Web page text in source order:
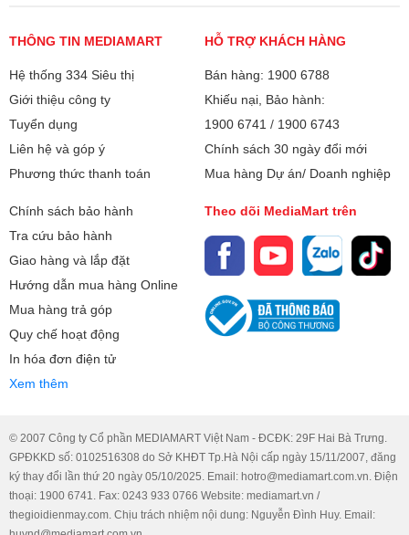
THÔNG TIN MEDIAMART
Hệ thống 334 Siêu thị
Giới thiệu công ty
Tuyển dụng
Liên hệ và góp ý
Phương thức thanh toán
HỖ TRỢ KHÁCH HÀNG
Bán hàng: 1900 6788
Khiếu nại, Bảo hành:
1900 6741 / 1900 6743
Chính sách 30 ngày đổi mới
Mua hàng Dự án/ Doanh nghiệp
Chính sách bảo hành
Tra cứu bảo hành
Giao hàng và lắp đặt
Hướng dẫn mua hàng Online
Mua hàng trả góp
Quy chế hoạt động
In hóa đơn điện tử
Xem thêm
Theo dõi MediaMart trên
© 2007 Công ty Cổ phần MEDIAMART Việt Nam - ĐCĐK: 29F Hai Bà Trưng.
GPĐKKD số: 0102516308 do Sở KHĐT Tp.Hà Nội cấp ngày 15/11/2007, đăng
ký thay đổi lần thứ 20 ngày 05/10/2025. Email: hotro@mediamart.com.vn. Điện
thoại: 1900 6741. Fax: 0243 933 0766 Website: mediamart.vn /
thegioidienmay.com. Chịu trách nhiệm nội dung: Nguyễn Đình Huy. Email: